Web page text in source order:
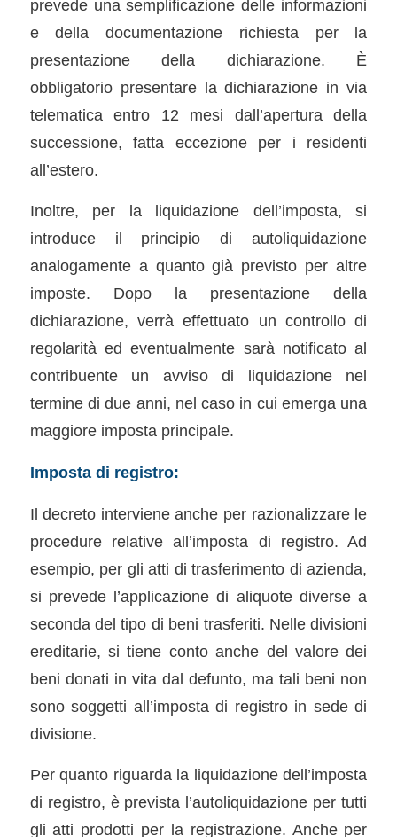
prevede una semplificazione delle informazioni
e della documentazione richiesta per la
presentazione della dichiarazione. È
obbligatorio presentare la dichiarazione in via
telematica entro 12 mesi dall’apertura della
successione, fatta eccezione per i residenti
all’estero.
Inoltre, per la liquidazione dell’imposta, si
introduce il principio di autoliquidazione
analogamente a quanto già previsto per altre
imposte. Dopo la presentazione della
dichiarazione, verrà effettuato un controllo di
regolarità ed eventualmente sarà notificato al
contribuente un avviso di liquidazione nel
termine di due anni, nel caso in cui emerga una
maggiore imposta principale.
Imposta di registro:
Il decreto interviene anche per razionalizzare le
procedure relative all’imposta di registro. Ad
esempio, per gli atti di trasferimento di azienda,
si prevede l’applicazione di aliquote diverse a
seconda del tipo di beni trasferiti. Nelle divisioni
ereditarie, si tiene conto anche del valore dei
beni donati in vita dal defunto, ma tali beni non
sono soggetti all’imposta di registro in sede di
divisione.
Per quanto riguarda la liquidazione dell’imposta
di registro, è prevista l’autoliquidazione per tutti
gli atti prodotti per la registrazione. Anche per